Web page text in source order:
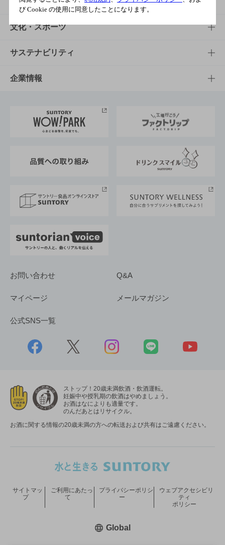
商品一覧
商品発売情報
栄養成分一覧
知る・楽しむTOP
キャンペーン
工場見学
地域情報
文化・スポーツ
文化・スポーツTOP
サントリーホール
サントリーサンバーズ大阪
サステナビリティ
サステナビリティTOP
サントリーが考えるサステナビリティ経営
企業情報
企業概要
採用情報
お問い合わせ Q&A
マイページ メールマガジン
公式SNS一覧
ストップ！20歳未満飲酒・飲酒運転。
妊娠中や授乳期の飲酒はやめましょう。
お酒はなによりも適量です。
のんだあとはリサイクル。
お酒に関する情報の20歳未満の方への転送および共有はご遠慮ください。
サイトマッ
プ
ご利用にあたっ
て
プライバシーポリシ
ー
ウェブアクセシビリ
ティ
ポリシー
Global新しいウィンドウで開く
び Cookie の使用に同意したことになります。